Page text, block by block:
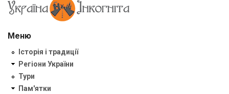
Меню
Історія і традиції
Регіони України
Тури
Пам'ятки